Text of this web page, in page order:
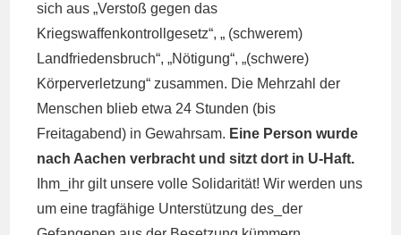
sich aus „Verstoß gegen das
Kriegswaffenkontrollgesetz“, „ (schwerem)
Landfriedensbruch“, „Nötigung“, „(schwere)
Körperverletzung“ zusammen. Die Mehrzahl der
Menschen blieb etwa 24 Stunden (bis
Freitagabend) in Gewahrsam. Eine Person wurde
nach Aachen verbracht und sitzt dort in U-Haft.
Ihm_ihr gilt unsere volle Solidarität! Wir werden uns
um eine tragfähige Unterstützung des_der